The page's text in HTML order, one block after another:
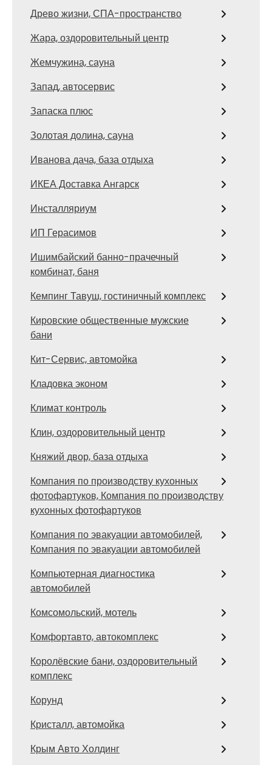
Древо жизни, СПА-пространство
Жара, оздоровительный центр
Жемчужина, сауна
Запад, автосервис
Запаска плюс
Золотая долина, сауна
Иванова дача, база отдыха
ИКЕА Доставка Ангарск
Инсталляриум
ИП Герасимов
Ишимбайский банно-прачечный
комбинат, баня
Кемпинг Тавуш, гостиничный комплекс
Кировские общественные мужские
бани
Кит-Сервис, автомойка
Кладовка эконом
Климат контроль
Клин, оздоровительный центр
Княжий двор, база отдыха
Компания по производству кухонных
фотофартуков, Компания по производству
кухонных фотофартуков
Компания по эвакуации автомобилей,
Компания по эвакуации автомобилей
Компьютерная диагностика
автомобилей
Комсомольский, мотель
Комфортавто, автокомплекс
Королёвские бани, оздоровительный
комплекс
Корунд
Кристалл, автомойка
Крым Авто Холдинг